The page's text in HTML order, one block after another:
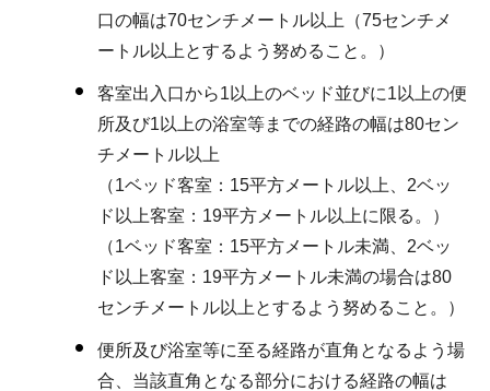
口の幅は70センチメートル以上（75センチメ
ートル以上とするよう努めること。）
客室出入口から1以上のベッド並びに1以上の便
所及び1以上の浴室等までの経路の幅は80セン
チメートル以上
（1ベッド客室：15平方メートル以上、2ベッ
ド以上客室：19平方メートル以上に限る。）
（1ベッド客室：15平方メートル未満、2ベッ
ド以上客室：19平方メートル未満の場合は80
センチメートル以上とするよう努めること。）
便所及び浴室等に至る経路が直角となるよう場
合、当該直角となる部分における経路の幅は